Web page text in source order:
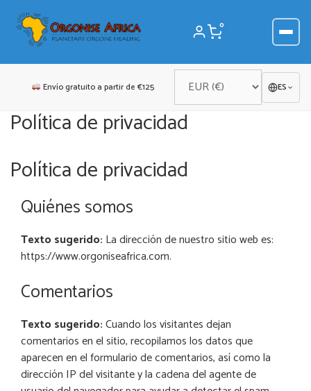
contenido
0
Envío gratuito a partir de €125 ES
Política de privacidad
Política de privacidad
Quiénes somos
Texto sugerido: La dirección de nuestro sitio web es:
https://www.orgoniseafrica.com.
Comentarios
Texto sugerido:Cuando los visitantes dejan
comentarios en el sitio, recopilamos los datos que
aparecen en el formulario de comentarios, así como la
dirección IP del visitante y la cadena del agente de